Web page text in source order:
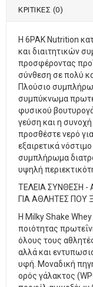
ΚΡΙΤΙΚΈΣ (0)
Η 6PAK Nutrition
και διαιτητικών
προσφέροντας
σύνθεση σε πολύ
Πλούσιο
συμπύκνωμα
φυσικού
γεύση και η συνοχή
προσθέστε νερό
εξαιρετικά
συμπλήρωμα
υψηλή
ΤΕΛΕΙΑ ΣΥΝΘΕΣΗ -
ΓΙΑ ΑΘΛΗΤΕΣ ΠΟΥ
Η Milky Shake
ποιότητας
όλους τους
αλλά και
υφή. Μοναδική
ορός γάλακτος